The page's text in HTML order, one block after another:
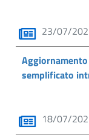
23/07/
semplificato
18/07/